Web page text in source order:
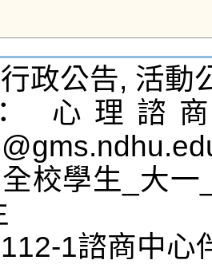
政公告, 活動
心理諮
校學生_大
1諮商中心